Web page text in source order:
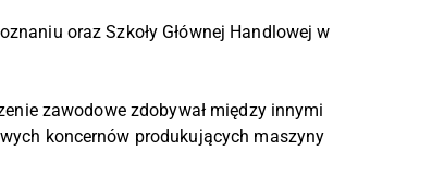
oraz Szkoły Głównej Handlowej w
zawodowe zdobywał między innymi
koncernów produkujących maszyny